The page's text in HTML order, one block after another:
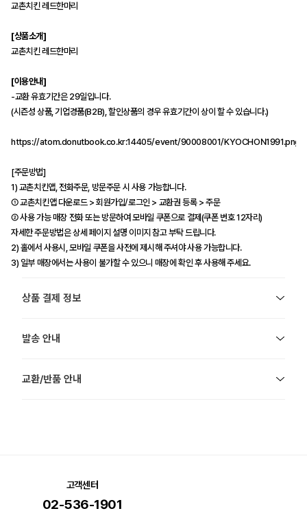
교촌치킨 레드한마리
[상품소개]
교촌치킨 레드한마리
[이용안내]
-교환 유효기간은 29일입니다.
(시즌성 상품, 기업경품(B2B), 할인상품의 경우 유효기간이 상이 할 수 있습니다.)
https://atom.donutbook.co.kr:14405/event/90008001/KYOCHON1991.png
[주문방법]
1) 교촌치킨앱, 전화주문, 방문주문 시 사용 가능합니다.
① 교촌치킨앱 다운로드 > 회원가입/로그인 > 교환권 등록 > 주문
② 사용 가능 매장 전화 또는 방문하여 모바일 쿠폰으로 결제(쿠폰 번호 12자리)
자세한 주문방법은 상세 페이지 설명 이미지 참고 부탁 드립니다.
2) 홀에서 사용시, 모바일 쿠폰을 사전에 제시해 주셔야 사용 가능합니다.
3) 일부 매장에서는 사용이 불가할 수 있으니 매장에 확인 후 사용해 주세요.
상품 결제 정보
발송 안내
교환/반품 안내
고객센터
02-536-1901